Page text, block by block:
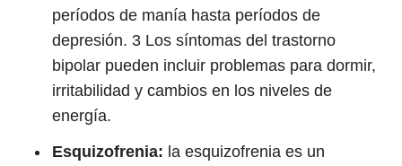
períodos de manía hasta períodos de
depresión. 3 Los síntomas del trastorno
bipolar pueden incluir problemas para dormir,
irritabilidad y cambios en los niveles de
energía.
Esquizofrenia: la esquizofrenia es un